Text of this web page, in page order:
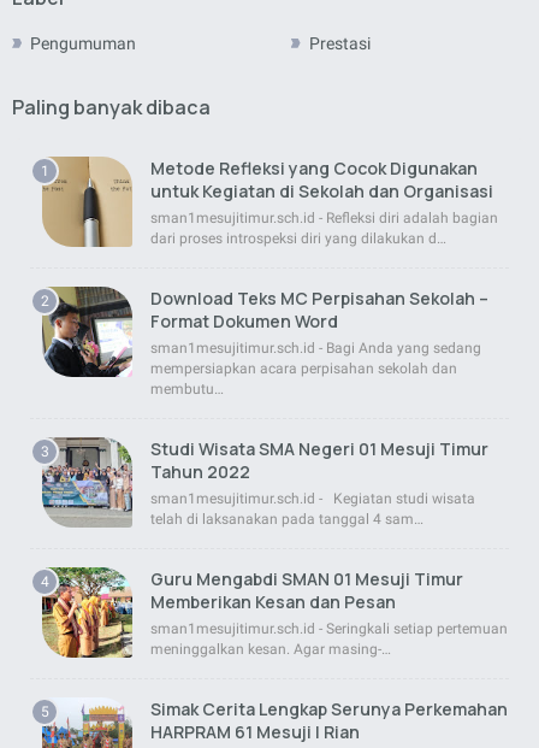
Pengumuman Prestasi
Paling banyak dibaca
Metode Refleksi yang Cocok Digunakan
untuk Kegiatan di Sekolah dan Organisasi
sman1mesujitimur.sch.id - Refleksi diri adalah bagian
dari proses introspeksi diri yang dilakukan d…
Download Teks MC Perpisahan Sekolah –
Format Dokumen Word
sman1mesujitimur.sch.id - Bagi Anda yang sedang
mempersiapkan acara perpisahan sekolah dan
membutu…
Studi Wisata SMA Negeri 01 Mesuji Timur
Tahun 2022
sman1mesujitimur.sch.id - Kegiatan studi wisata
telah di laksanakan pada tanggal 4 sam…
Guru Mengabdi SMAN 01 Mesuji Timur
Memberikan Kesan dan Pesan
sman1mesujitimur.sch.id - Seringkali setiap pertemuan
meninggalkan kesan. Agar masing-…
Simak Cerita Lengkap Serunya Perkemahan
HARPRAM 61 Mesuji | Rian